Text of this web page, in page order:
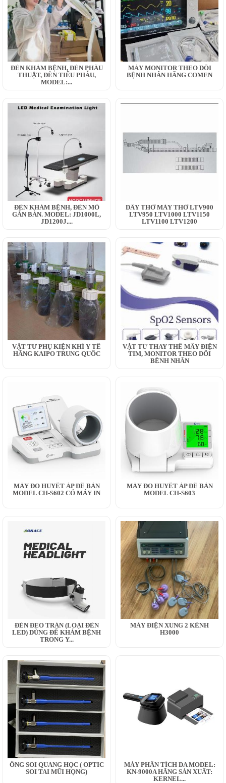
ĐÈN KHÁM BỆNH, ĐÈN PHẪU
THUẬT, ĐÈN TIỂU PHẪU,
MODEL:...
MÁY MONITOR THEO DÕI
BỆNH NHÂN HÃNG COMEN
ĐÈN KHÁM BỆNH, ĐÈN MỔ
GẮN BÀN. MODEL: JD1000L,
JD1200J,...
DÂY THỞ MÁY THỞ LTV900
LTV950 LTV1000 LTV1150
LTV1100 LTV1200
VẬT TƯ PHỤ KIỆN KHÍ Y TẾ
HÃNG KAIPO TRUNG QUỐC
VẬT TƯ THAY THẾ MÂY ĐIỆN
TIM, MONITOR THEO DÕI
BỆNH NHÂN
MÁY ĐO HUYẾT ÁP ĐỂ BÀN
MODEL CH-S602 CÓ MÁY IN
MÁY ĐO HUYẾT ÁP ĐỂ BÀN
MODEL CH-S603
ĐÈN ĐEO TRÁN (LOẠI ĐÈN
LED) DÙNG ĐỂ KHÁM BỆNH
TRONG Y...
MÁY ĐIỆN XUNG 2 KÊNH
H3000
ỐNG SOI QUANG HỌC ( OPTIC
SOI TAI MŨI HỌNG)
MÁY PHÂN TÍCH DA MODEL:
KN-9000A HÃNG SẢN XUẤT:
KERNEL...